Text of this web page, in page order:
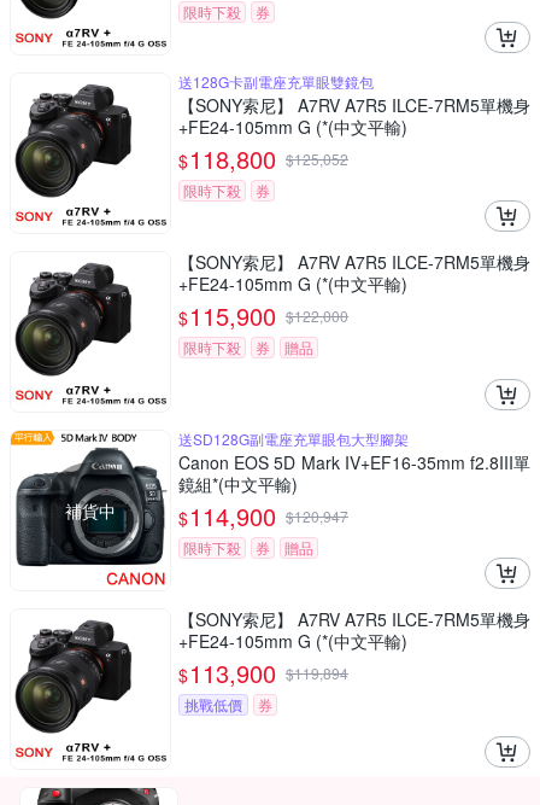
限時下殺
券
送128G卡副電座充單眼雙鏡包
【SONY索尼】 A7RV A7R5 ILCE-7RM5單機身
+FE24-105mm G (*(中文平輸)
$118,800 $125,052
限時下殺
券
【SONY索尼】 A7RV A7R5 ILCE-7RM5單機身
+FE24-105mm G (*(中文平輸)
$115,900 $122,000
限時下殺
券 贈品
補貨中
送SD128G副電座充單眼包大型腳架
Canon EOS 5D Mark IV+EF16-35mm f2.8III單
鏡組*(中文平輸)
$114,900 $120,947
限時下殺
券 贈品
【SONY索尼】 A7RV A7R5 ILCE-7RM5單機身
+FE24-105mm G (*(中文平輸)
$113,900 $119,894
挑戰低價
券